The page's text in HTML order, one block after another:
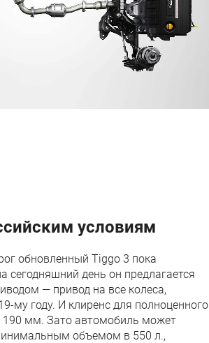
условиям
обновленный Tiggo 3 пока
сегодняшний день он предлагается
— привод на все колеса,
му году. И клиренс для полноценного
190 мм. Зато автомобиль может
объемом в 550 л.,